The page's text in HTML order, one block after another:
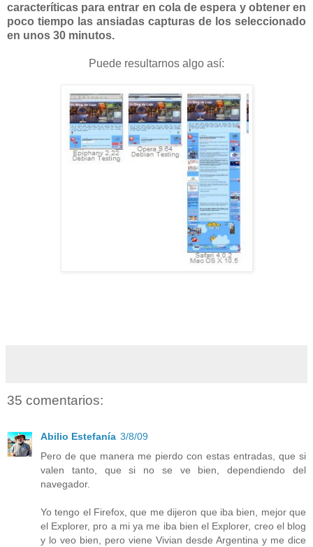
caracteríticas para entrar en cola de espera y obtener en
poco tiempo las ansiadas capturas de los seleccionado
en unos 30 minutos.
Puede resultarnos algo así:
35 comentarios:
Abilio Estefanía 3/8/09
Pero de que manera me pierdo con estas entradas, que si
valen tanto, que si no se ve bien, dependiendo del
navegador.
Yo tengo el Firefox, que me dijeron que iba bien, mejor que
el Explorer, pro a mi ya me iba bien el Explorer, creo el blog
y lo veo bien, pero viene Vivian desde Argentina y me dice